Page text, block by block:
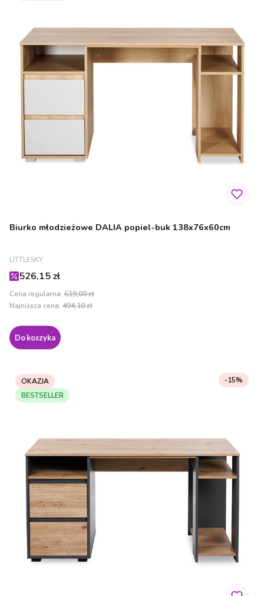
Biurko młodzieżowe DALIA popiel-buk 138x76x60cm
PRODUCENT
LITTLESKY
Cena promocyjna
526,15 zł
Cena regularna: 619,00 zł
Najniższa cena: 494,10 zł
Do koszyka
OKAZJA
BESTSELLER
-15%